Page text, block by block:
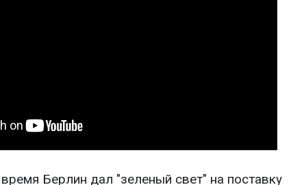
Берлин дал "зеленый свет" на поставку